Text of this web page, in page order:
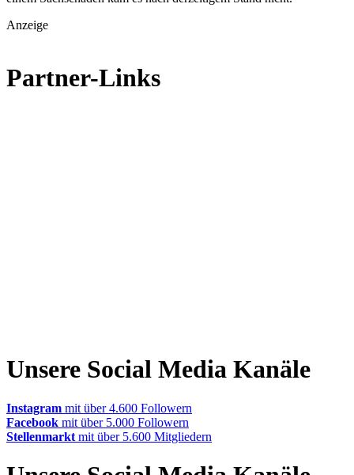
Anzeige
Partner-Links
Unsere Social Media Kanäle
Instagram mit über 4.600 Followern
Facebook mit über 5.000 Followern
Stellenmarkt mit über 5.600 Mitgliedern